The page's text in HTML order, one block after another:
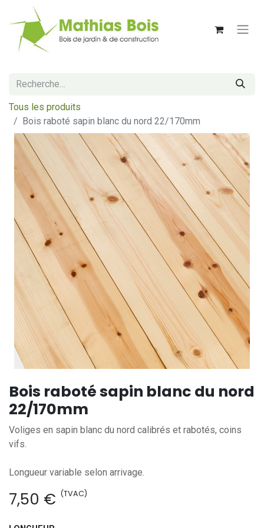
Tous les produits
Bois raboté sapin blanc du nord 22/170mm
Bois raboté sapin blanc du nord
22/170mm
Voliges en sapin blanc du nord calibrés et rabotés, coins
vifs.
Longueur variable selon arrivage.
7,50 € (TVAC)